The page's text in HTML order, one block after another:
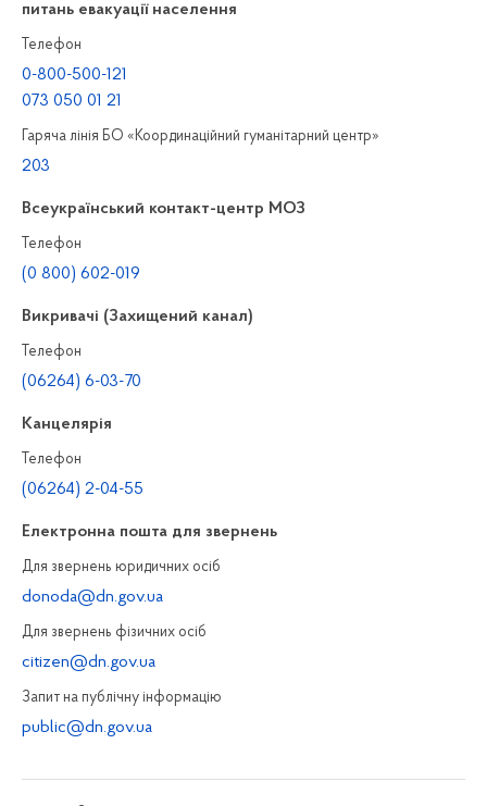
питань евакуації населення
Телефон
0-800-500-121
073 050 01 21
Гаряча лінія БО «Координаційний гуманітарний центр»
203
Всеукраїнський контакт-центр МОЗ
Телефон
(0 800) 602-019
Викривачі (Захищений канал)
Телефон
(06264) 6-03-70
Канцелярiя
Телефон
(06264) 2-04-55
Електронна пошта для звернень
Для звернень юридичних осiб
donoda@dn.gov.ua
Для звернень фізичних осiб
citizen@dn.gov.ua
Запит на публiчну інформацiю
public@dn.gov.ua